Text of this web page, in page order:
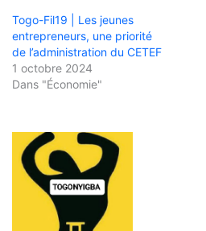
Togo-Fil19 | Les jeunes
entrepreneurs, une priorité
de l’administration du CETEF
1 octobre 2024
Dans "Économie"